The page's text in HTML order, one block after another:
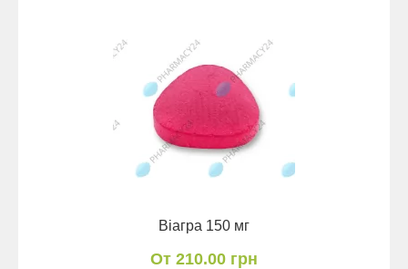
Віагра 150 мг
От 210.00 грн